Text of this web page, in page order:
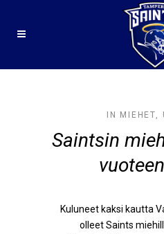
IN MIEHET,
Saintsin
Kuluneet kaksi kautta
olleet Saints